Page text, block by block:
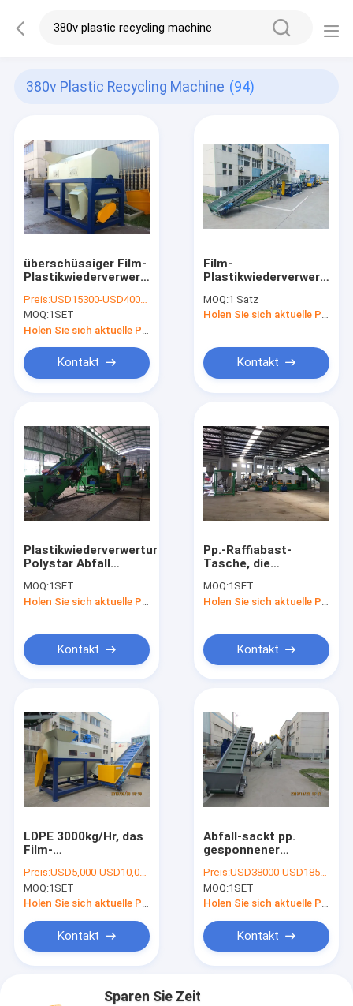
380v Plastic Recycling Machine (94)
überschüssiger Film-
Plastikwiederverwertungsmaschinen-
PET-22kw
Preis:USD15300-USD40000
MOQ:1SET
Kontakt
Film-
pp.
MOQ:1 Satz
Holen Sie sich aktuelle Preis
Kontakt
Plastikwiederverwertungsmaschine
Polystar Abfall
MOQ:1SET
Kontakt
Pp.-Raffiabast-
Tasche, die
Linie 380V 50HZ
granuliert
MOQ:1SET
Kontakt
LDPE 3000kg/Hr, das
Film-
Sand/Gras-Entferner
mit Laub bedeckt
Preis:USD5,000-USD10,000
MOQ:1SET
Holen Sie sich aktuelle Preis
Kontakt
Abfall-sackt pp.
gesponnener
bohrwagen die
Zerquetschung der
Reinigungs-
ein
Preis:USD38000-USD185000 per set
MOQ:1SET
Holen Sie sich aktuelle Preis
Kontakt
Sparen Sie Zeit